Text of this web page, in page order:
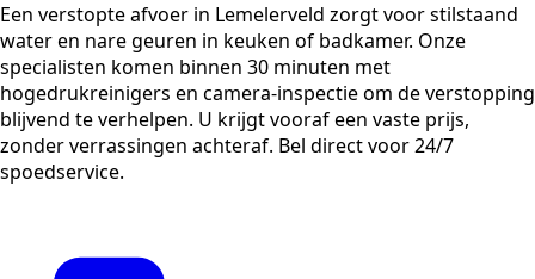
Een verstopte afvoer in Lemelerveld zorgt voor stilstaand
water en nare geuren in keuken of badkamer. Onze
specialisten komen binnen 30 minuten met
hogedrukreinigers en camera-inspectie om de verstopping
blijvend te verhelpen. U krijgt vooraf een vaste prijs,
zonder verrassingen achteraf. Bel direct voor 24/7
spoedservice.